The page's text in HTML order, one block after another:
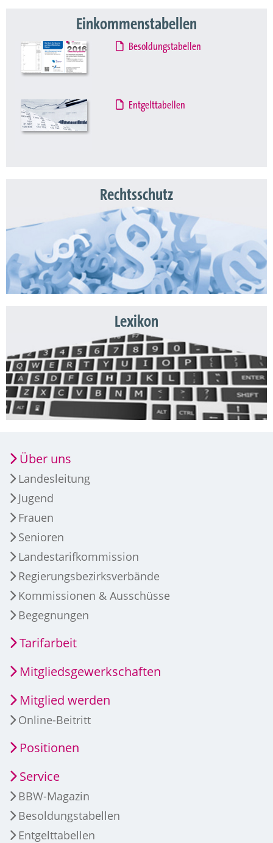
Einkommenstabellen
Besoldungstabellen
Entgelttabellen
Rechtsschutz
Lexikon
Über uns
Landesleitung
Jugend
Frauen
Senioren
Landestarifkommission
Regierungsbezirksverbände
Kommissionen & Ausschüsse
Begegnungen
Tarifarbeit
Mitgliedsgewerkschaften
Mitglied werden
Online-Beitritt
Positionen
Service
BBW-Magazin
Besoldungstabellen
Entgelttabellen